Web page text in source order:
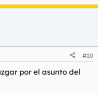
#10
por el asunto del